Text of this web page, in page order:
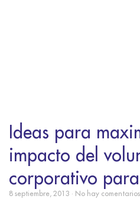
Ideas para
impacto del
corporativo
8 septiembre, 2013 No hay comentarios